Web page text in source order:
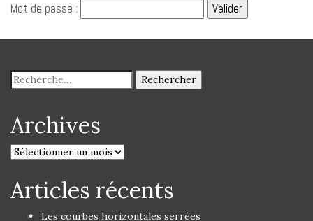
Mot de passe :
Archives
Articles récents
Les courbes horizontales serrées